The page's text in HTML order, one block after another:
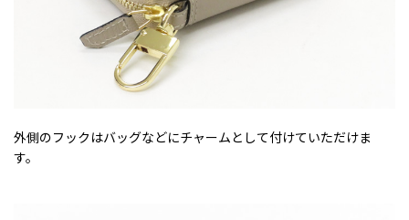
外側のフックはバッグなどにチャームとして付けていただけま
す。